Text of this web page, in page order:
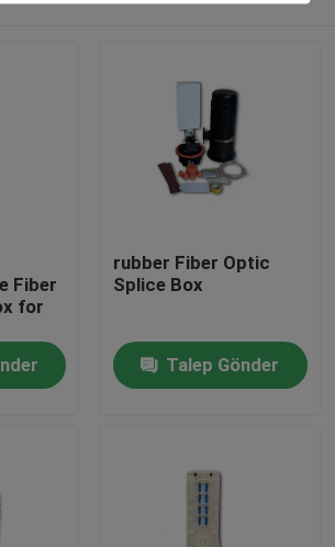
Fiber
for
rubber Fiber Optic
Splice Box
Talep Gönder